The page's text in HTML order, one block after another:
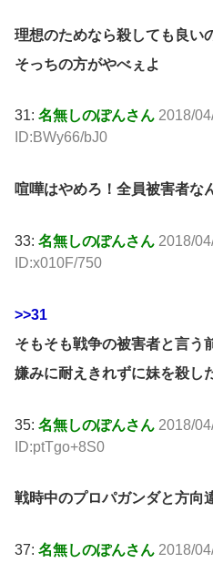
理想のためなら殺しても良い
そっちの方がやべぇよ
31: 名無しのぽんさん 2018/
ID:BWy66/bJ0
喧嘩はやめろ！全員被害者な
33: 名無しのぽんさん 2018/
ID:x010F/750
>>31
そもそも戦争の被害者と言う
嫌みに耐えきれずに妹を殺し
35: 名無しのぽんさん 2018/
ID:ptTgo+8S0
戦時中のプロパガンダと方向
37: 名無しのぽんさん 2018/